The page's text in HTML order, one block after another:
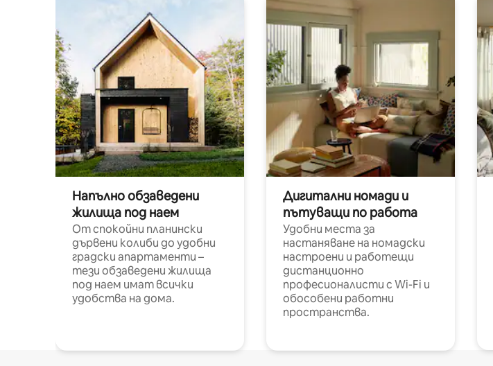
Напълно обзаведени
жилища под наем
От спокойни планински
дървени колиби до удобни
градски апартаменти –
тези обзаведени жилища
под наем имат всички
удобства на дома.
Дигитални номади и
пътуващи по работа
Удобни места за
настаняване на номадски
настроени и работещи
дистанционно
професионалисти с Wi-Fi и
обособени работни
пространства.